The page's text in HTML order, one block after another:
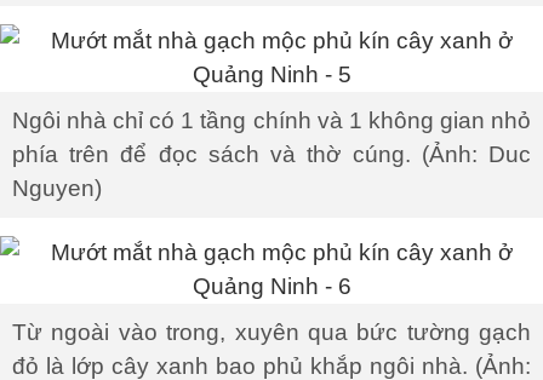
Ngôi nhà chỉ có 1 tầng chính và 1 không gian nhỏ
phía trên để đọc sách và thờ cúng. (Ảnh: Duc
Nguyen)
Từ ngoài vào trong, xuyên qua bức tường gạch
đỏ là lớp cây xanh bao phủ khắp ngôi nhà. (Ảnh: